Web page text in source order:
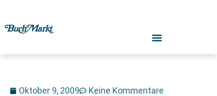
Oktober 9, 2009 Keine Kommentare